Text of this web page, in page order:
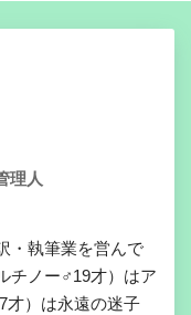
理人
・執筆業を営んで
チノー♂19才）はア
才）は永遠の迷子